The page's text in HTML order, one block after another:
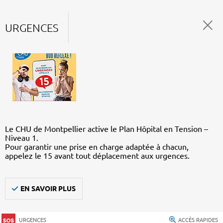
URGENCES
Le CHU de Montpellier active le Plan Hôpital en Tension –
Niveau 1.
Pour garantir une prise en charge adaptée à chacun,
appelez le 15 avant tout déplacement aux urgences.
EN SAVOIR PLUS
URGENCES ACCÈS RAPIDES